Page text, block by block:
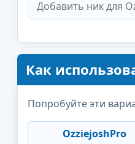
Как
Попробуйте эти
OzziejoshPro